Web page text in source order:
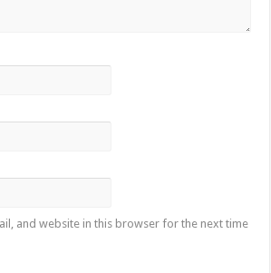
and website in this browser for the next time